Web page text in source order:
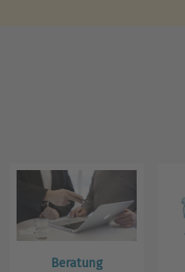
Beratung